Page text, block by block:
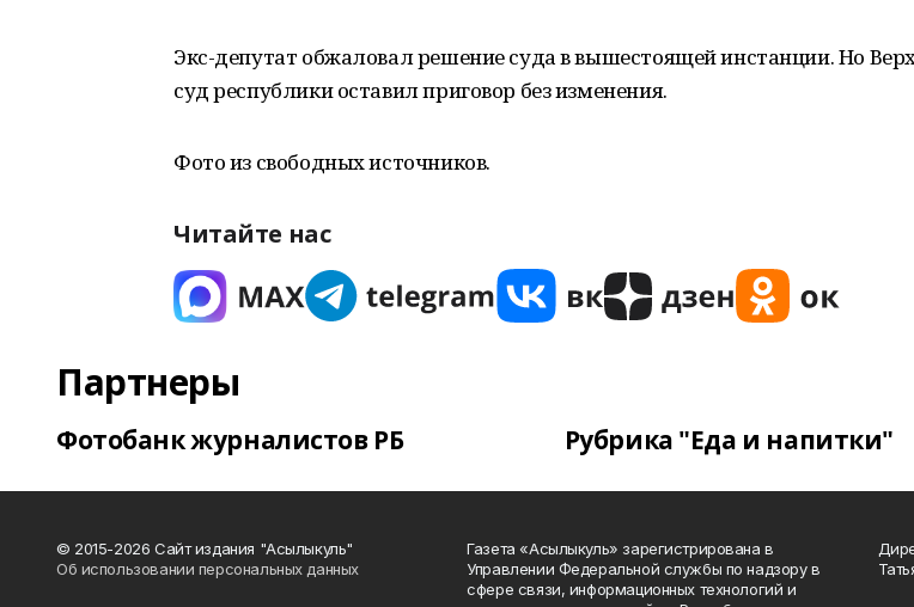
Экс-депутат обжаловал решение суда в вышестоящей инстанции. Но
суд республики оставил приговор без изменения.
Фото из свободных источников.
Читайте нас
Партнеры
Фотобанк журналистов РБ Рубрика "Еда и напитки"
© 2015-2026 Сайт издания "Асылыкуль"
Об использовании персональных данных
Газета «Асылыкуль» зарегистрирована в
Управлении Федеральной службы по надзору в
сфере связи, информационных технологий и